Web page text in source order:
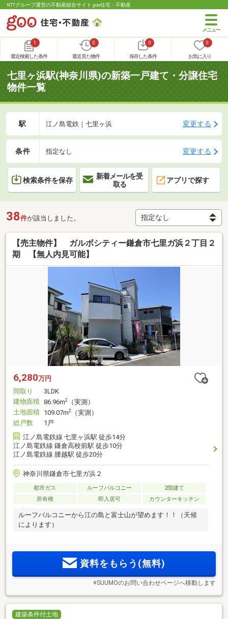
NTTグループ運営の不動産総合サイト goo住宅・不動産
1
最近検索した条件
0
最近見た物件
0
保存した条件
0
お気に入り
七里ヶ浜駅(神奈川県)の新築一戸建て・分譲住宅
物件一覧
駅 江ノ島電鉄｜七里ヶ浜 変更する
条件 指定なし 変更する
検索条件を保存
新着メールを受
取る
アプリで探す
38件が該当しました。
【売主物件】 ガルボシティー鎌倉市七里ガ浜２丁目２
期 【無人内見可能】
6,280万円
間取り
3LDK
建物面積 86.96m2
（実測）
土地面積 109.07m2
（実測）
総戸数
1戸
江ノ島電鉄線 七里ヶ浜駅 徒歩14分
江ノ島電鉄線 鎌倉高校前駅 徒歩10分
江ノ島電鉄線 腰越駅 徒歩20分
神奈川県鎌倉市七里ガ浜２
都市ガス ルーフバルコニー
2階建て
所有権
即入居可 カウンターキッチン
ルーフバルコニーから江の島と富士山が望めます！！（天候
によります）
資料をもらう(無料)
※SUUMOのお問い合わせページへ移動します
建築条件付土地